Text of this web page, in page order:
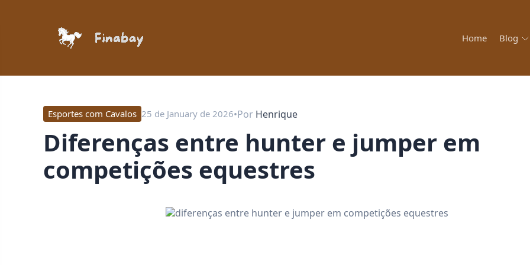
Home Blog
Esportes com Cavalos 25 de January de 2026•Por Henrique
diferenças entre hunter e jumper em
competições equestres